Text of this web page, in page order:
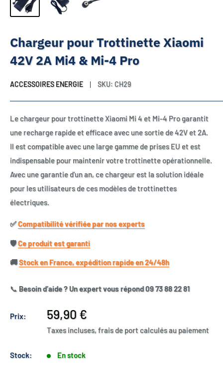
Chargeur pour Trottinette Xiaomi
42V 2A Mi4 & Mi-4 Pro
ACCESSOIRES ENERGIE SKU: CH29
Le chargeur pour trottinette Xiaomi Mi 4 et Mi-4 Pro garantit
une recharge rapide et efficace avec une sortie de 42V et 2A.
Il est compatible avec une large gamme de prises EU et est
indispensable pour maintenir votre trottinette opérationnelle.
Avec une garantie d'un an, ce chargeur est la solution idéale
pour les utilisateurs de ces modèles de trottinettes
électriques.
✅​Compatibilité vérifiée par nos experts
🛡️​Ce produit est garanti
🚚​Stock en France, expédition rapide en 24/48h
📞 Besoin d’aide ? Un expert vous répond 09 73 88 22 81
Prix:
Prix
réduit
59,90 €
Taxes incluses, frais de port calculés au paiement
Stock: En stock